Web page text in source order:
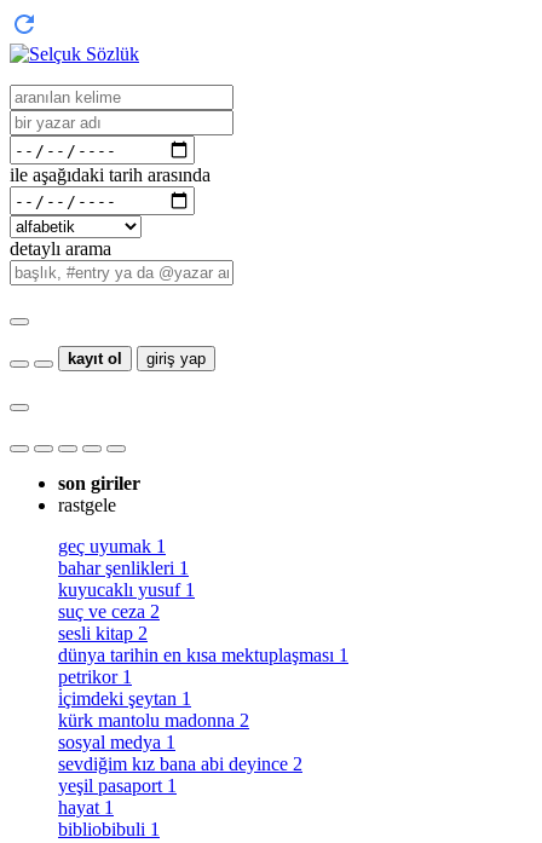
ile aşağıdaki tarih arasında
detaylı arama
kayıt ol giriş yap
son giriler
rastgele
geç uyumak 1
bahar şenlikleri 1
kuyucaklı yusuf 1
suç ve ceza 2
sesli kitap 2
dünya tarihin en kısa mektuplaşması 1
petrikor 1
i̇çimdeki şeytan 1
kürk mantolu madonna 2
sosyal medya 1
sevdiğim kız bana abi deyince 2
yeşil pasaport 1
hayat 1
bibliobibuli 1